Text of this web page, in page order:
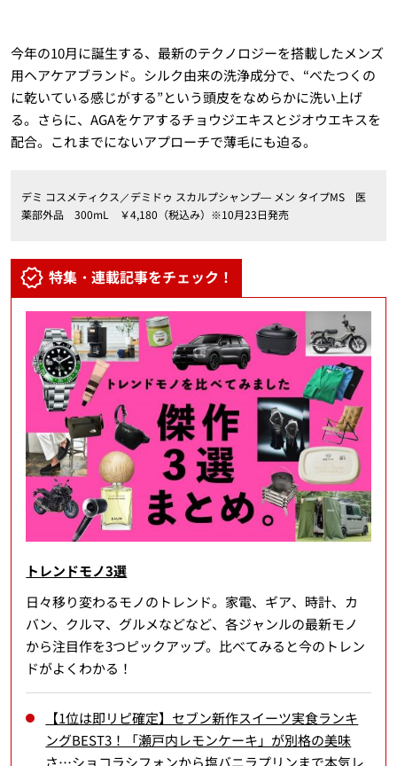
今年の10月に誕生する、最新のテクノロジーを搭載したメンズ
用ヘアケアブランド。シルク由来の洗浄成分で、“べたつくの
に乾いている感じがする”という頭皮をなめらかに洗い上げ
る。さらに、AGAをケアするチョウジエキスとジオウエキスを
配合。これまでにないアプローチで薄毛にも迫る。
デミ コスメティクス／デミドゥ スカルプシャンプ― メン タイプMS 医
薬部外品 300mL ￥4,180（税込み）※10月23日発売
特集・連載記事をチェック！
トレンドモノ3選
日々移り変わるモノのトレンド。家電、ギア、時計、カ
バン、クルマ、グルメなどなど、各ジャンルの最新モノ
から注目作を3つピックアップ。比べてみると今のトレン
ドがよくわかる！
【1位は即リピ確定】セブン新作スイーツ実食ランキ
ングBEST3！「瀬戸内レモンケーキ」が別格の美味